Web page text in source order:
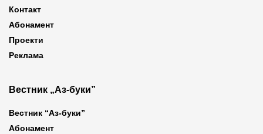
Контакт
Абонамент
Проекти
Реклама
Вестник „Аз-буки”
Вестник “Аз-буки”
Абонамент